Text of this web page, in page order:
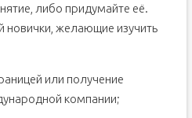
либо придумайте её.
новички, желающие изучить
или получение
компании;